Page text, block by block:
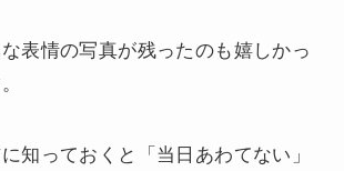
表情の写真が残ったのも嬉しかっ
知っておくと「当日あわてない」